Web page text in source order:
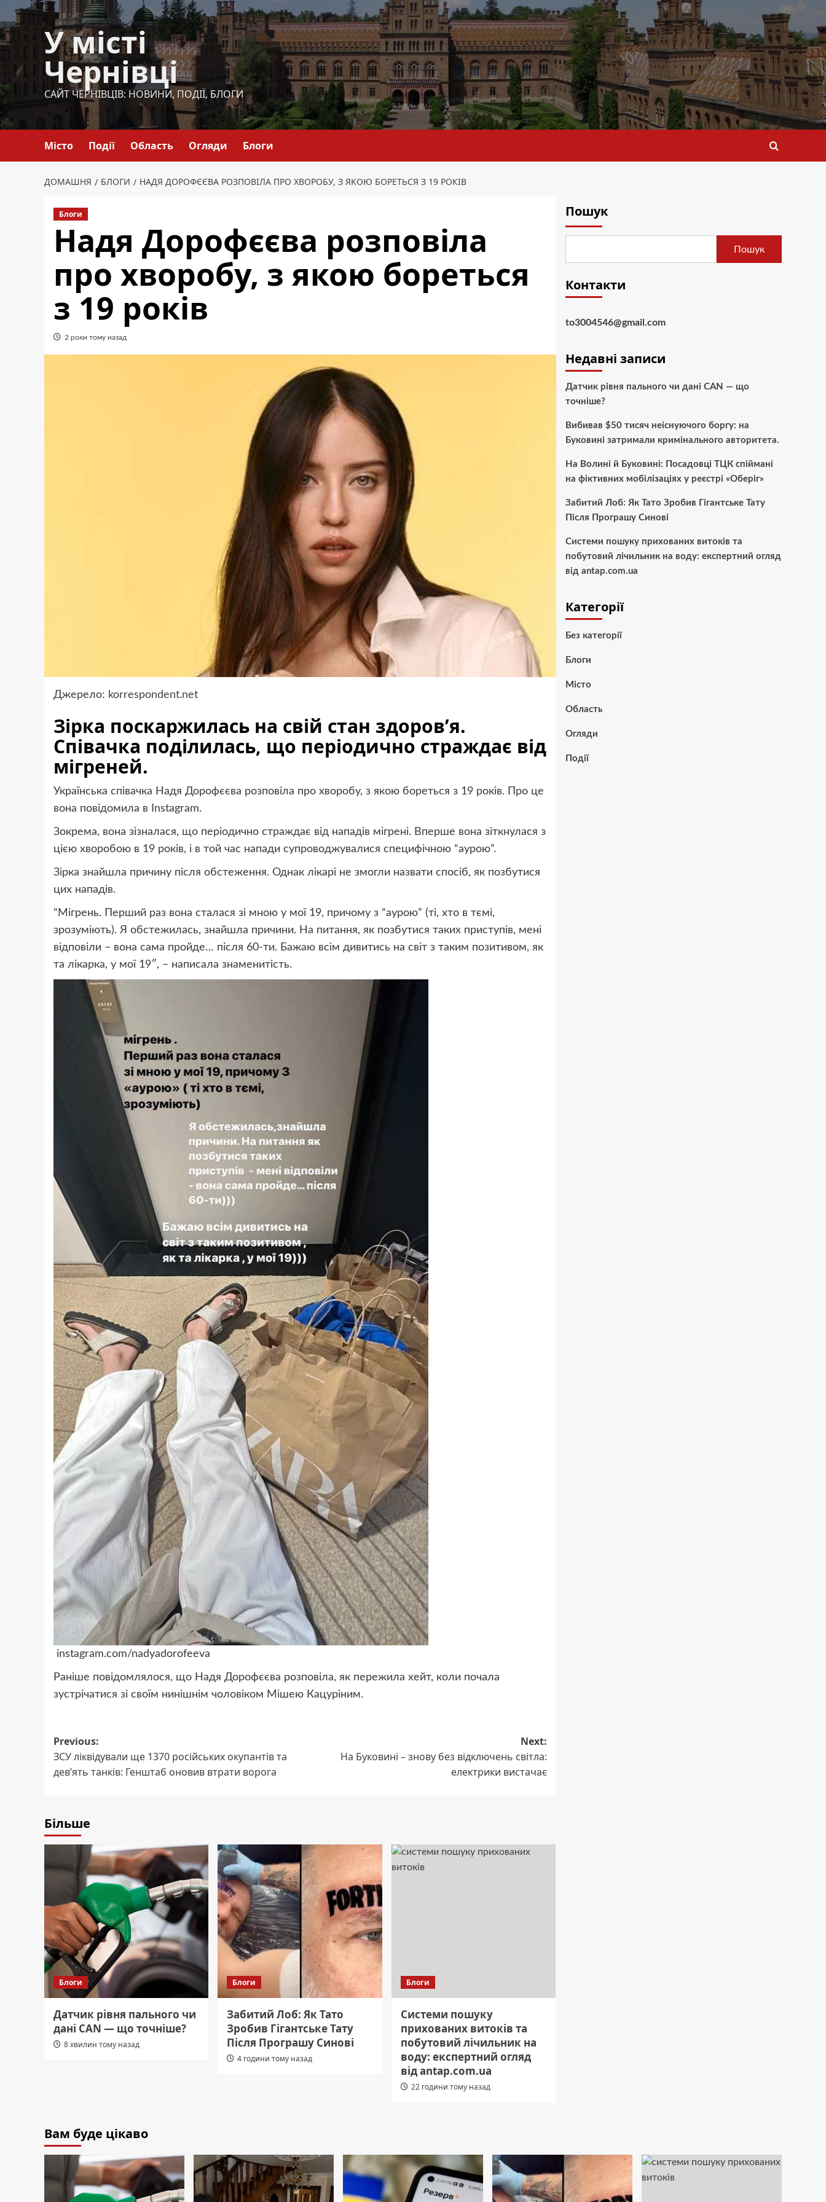
Перейти
до
вмісту
У місті
Чернівці
САЙТ ЧЕРНІВЦІВ: НОВИНИ, ПОДІЇ, БЛОГИ
Місто Події Область Огляди Блоги
ДОМАШНЯ БЛОГИ НАДЯ ДОРОФЄЄВА РОЗПОВІЛА ПРО ХВОРОБУ, З ЯКОЮ БОРЕТЬСЯ З 19 РОКІВ
Блоги
Надя Дорофєєва розповіла
про хворобу, з якою бореться
з 19 років
2 роки тому назад
Джерело: korrespondent.net
Зірка поскаржилась на свій стан здоров’я.
Співачка поділилась, що періодично страждає від
мігреней.
Українська співачка Надя Дорофєєва розповіла про хворобу, з якою бореться з 19 років. Про це
вона повідомила в Instagram.
Зокрема, вона зізналася, що періодично страждає від нападів мігрені. Вперше вона зіткнулася з
цією хворобою в 19 років, і в той час напади супроводжувалися специфічною “аурою”.
Зірка знайшла причину після обстеження. Однак лікарі не змогли назвати спосіб, як позбутися
цих нападів.
“Мігрень. Перший раз вона сталася зі мною у мої 19, причому з “аурою” (ті, хто в тємі,
зрозуміють). Я обстежилась, знайшла причини. На питання, як позбутися таких приступів, мені
відповіли – вона сама пройде… після 60-ти. Бажаю всім дивитись на світ з таким позитивом, як
та лікарка, у мої 19″, – написала знаменитість.
instagram.com/nadyadorofeeva
Раніше повідомлялося, що Надя Дорофєєва розповіла, як пережила хейт, коли почала
зустрічатися зі своїм нинішнім чоловіком Мішею Кацуріним.
Post
navigation
Previous:
ЗСУ ліквідували ще 1370 російських окупантів та
дев’ять танків: Генштаб оновив втрати ворога
Next:
На Буковині – знову без відключень світла:
електрики вистачає
Більше
Блоги
Датчик рівня пального чи
дані CAN — що точніше?
8 хвилин тому назад
Блоги
Забитий Лоб: Як Тато
Зробив Гігантське Тату
Після Програшу Синові
4 години тому назад
Блоги
Системи пошуку
прихованих витоків та
побутовий лічильник на
воду: експертний огляд
від antap.com.ua
22 години тому назад
Пошук
Пошук
Контакти
to3004546@gmail.com
Недавні записи
Датчик рівня пального чи дані CAN — що
точніше?
Вибивав $50 тисяч неіснуючого боргу: на
Буковині затримали кримінального авторитета.
На Волині й Буковині: Посадовці ТЦК спіймані
на фіктивних мобілізаціях у реєстрі «Оберіг»
Забитий Лоб: Як Тато Зробив Гігантське Тату
Після Програшу Синові
Системи пошуку прихованих витоків та
побутовий лічильник на воду: експертний огляд
від antap.com.ua
Категорії
Без категорії
Блоги
Місто
Область
Огляди
Події
Вам буде цікаво